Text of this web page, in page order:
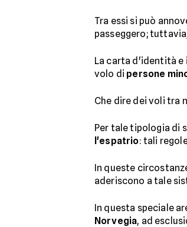
Tra essi si può
passeggero;
La carta d'identità e
volo di persone
Che dire dei voli tra
Per tale tipologia di
l'espatrio: tali
In queste
aderiscono a tale
In questa speciale
Norvegia, ad